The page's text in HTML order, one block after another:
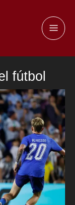
fútbol